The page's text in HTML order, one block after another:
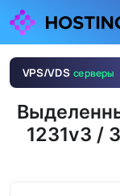
1231v3 /